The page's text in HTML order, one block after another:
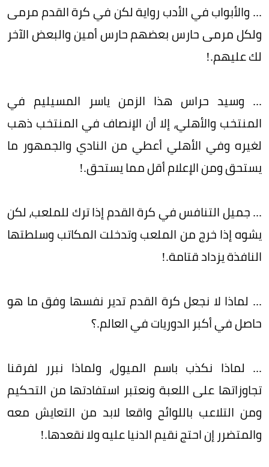
... والأبواب في الأدب رواية لكن في كرة القدم مرمى
ولكل مرمى حارس بعضهم حارس أمين والبعض الآخر
لك عليهم.!
... وسيد حراس هذا الزمن ياسر المسيليم في
المنتخب والأهلي، إلا أن الإنصاف في المنتخب ذهب
لغيره وفي الأهلي أعطي من النادي والجمهور ما
يستحق ومن الإعلام أقل مما يستحق.!
... جميل التنافس في كرة القدم إذا ترك للملعب، لكن
يشوه إذا خرج من الملعب وتدخلت المكاتب وسلطتها
النافذة يزداد قتامة.!
... لماذا لا نجعل كرة القدم تدير نفسها وفق ما هو
حاصل في أكبر الدوريات في العالم.؟
... لماذا نكذب باسم الميول، ولماذا نبرر لفرقنا
تجاوزاتها على اللعبة ونعتبر استفادتها من التحكيم
ومن التلاعب باللوائح واقعا لابد من التعايش معه
والمتضرر إن احتج نقيم الدنيا عليه ولا نقعدها.!